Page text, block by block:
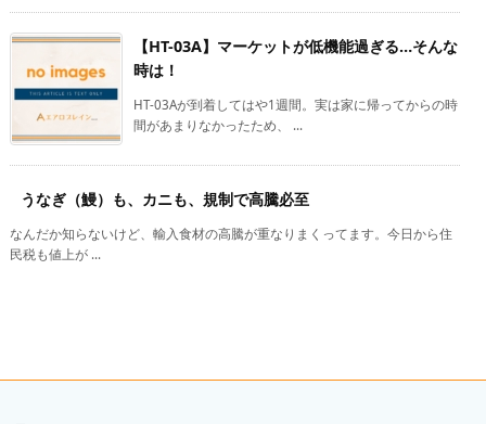
【HT-03A】マーケットが低機能過ぎる…そんな
時は！
HT-03Aが到着してはや1週間。実は家に帰ってからの時
間があまりなかったため、 ...
うなぎ（鰻）も、カニも、規制で高騰必至
なんだか知らないけど、輸入食材の高騰が重なりまくってます。今日から住
民税も値上が ...